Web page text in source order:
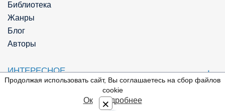
⇩
Библиотека
Жанры
Блог
Авторы
ИНТЕРЕСНОЕ
Продолжая использовать сайт, Вы соглашаетесь на сбор файлов
cookie
Ок Подробнее
×